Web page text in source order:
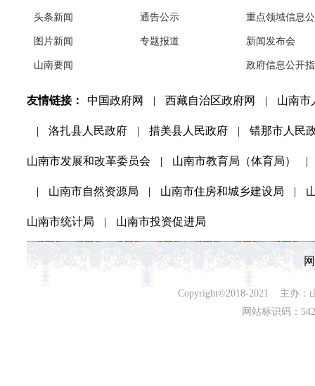
头条新闻
图片新闻
山南要闻
通告公示
专题报道
重点领域信息
新闻发布会
政府信息公开
友情链接： 中国政府网 | 西藏自治区政府网 | 山南市
| 洛扎县人民政府 | 措美县人民政府 | 错那市人民
山南市发展和改革委员会 | 山南市教育局（体育局） |
| 山南市自然资源局 | 山南市住房和城乡建设局 |
山南市统计局 | 山南市投资促进局
Copyright©2018-2021 主办：
网站标识码：